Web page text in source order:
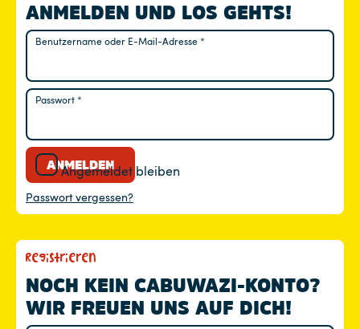
N
O
T
O
ANMELDEN UND LOS GEHTS!
Benutzername oder E-Mail-Adresse*
Passwort*
Angemeldet bleiben
ANMELDEN
Passwort vergessen?
Registrieren
NOCH KEIN CABUWAZI-KONTO?
WIR FREUEN UNS AUF DICH!